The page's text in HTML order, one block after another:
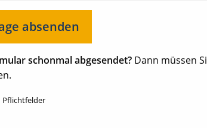
absenden
schonmal abgesendet? Dann müssen
Pflichtfelder